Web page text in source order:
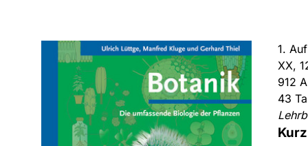
1.
XX,
912
43